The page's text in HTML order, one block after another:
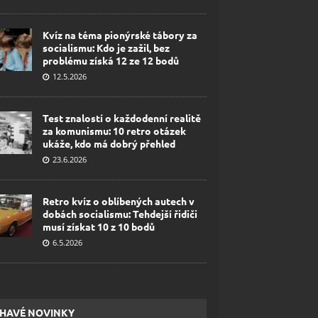
Kvíz na téma pionýrské tábory za
socialismu: Kdo je zažil, bez
problému získá 12 ze 12 bodů
12.5.2026
Test znalostí o každodenní realitě
za komunismu: 10 retro otázek
ukáže, kdo má dobrý přehled
23.6.2026
Retro kvíz o oblíbených autech v
dobách socialismu: Tehdejší řidiči
musí získat 10 z 10 bodů
6.5.2026
NOVINKY